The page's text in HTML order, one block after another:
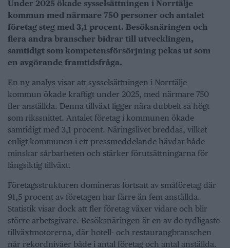
Under 2025 ökade sysselsättningen i Norrtälje
kommun med närmare 750 personer och antalet
företag steg med 3,1 procent. Besöksnäringen och
flera andra branscher bidrar till utvecklingen,
samtidigt som kompetensförsörjning pekas ut som
en avgörande framtidsfråga.
En ny analys visar att sysselsättningen i Norrtälje
kommun ökade kraftigt under 2025, med närmare 750
fler anställda. Denna tillväxt ligger nära dubbelt så högt
som rikssnittet. Antalet företag i kommunen ökade
samtidigt med 3,1 procent. Näringslivet breddas, vilket
enligt kommunen i ett pressmeddelande hävdar både
minskar sårbarheten och stärker förutsättningarna för
långsiktig tillväxt.
Företagsstrukturen domineras fortsatt av småföretag där
91,5 procent av företagen har färre än fem anställda.
Statistik visar dock att fler företag växer vidare och blir
större arbetsgivare. Besöksnäringen är en av de tydligaste
tillväxtmotorerna, där hotell- och restaurangbranschen
når rekordnivåer både i antal företag och antal anställda.